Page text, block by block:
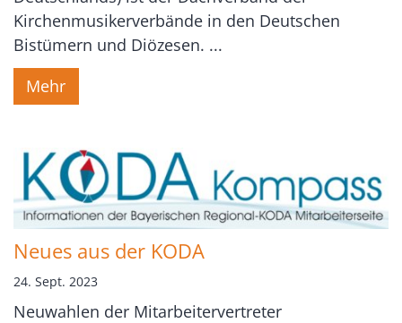
Kirchenmusikerverbände in den Deutschen
Bistümern und Diözesen. ...
Mehr
Neues aus der KODA
24. Sept. 2023
Neuwahlen der Mitarbeitervertreter